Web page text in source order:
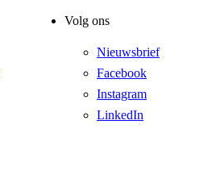
Volg ons
Nieuwsbrief
Facebook
Instagram
LinkedIn